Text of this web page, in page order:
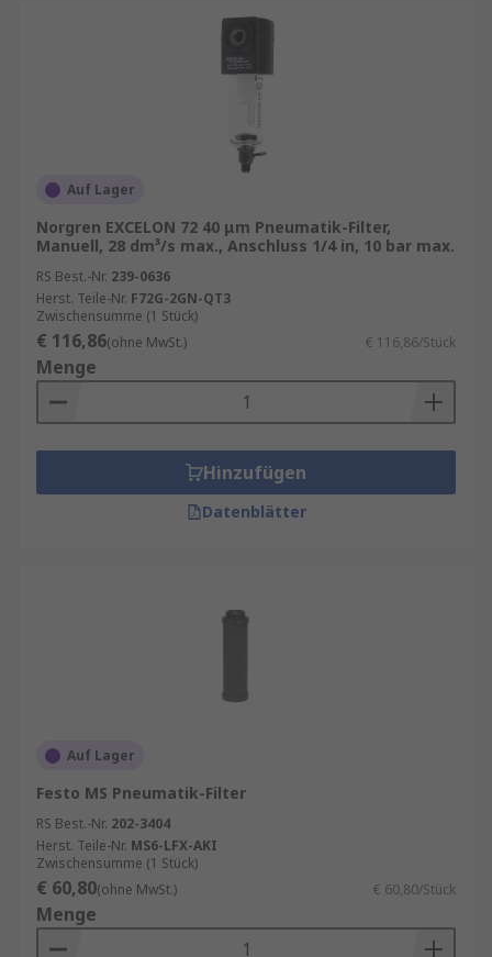
Auf Lager
Norgren EXCELON 72 40 μm Pneumatik-Filter,
Manuell, 28 dm³/s max., Anschluss 1/4 in, 10 bar max.
RS Best.-Nr. 239-0636
Herst. Teile-Nr. F72G-2GN-QT3
Zwischensumme (1 Stück)
€ 116,86(ohne MwSt.) € 116,86/Stück
Menge
Hinzufügen
Datenblätter
Auf Lager
Festo MS Pneumatik-Filter
RS Best.-Nr. 202-3404
Herst. Teile-Nr. MS6-LFX-AKI
Zwischensumme (1 Stück)
€ 60,80(ohne MwSt.) € 60,80/Stück
Menge